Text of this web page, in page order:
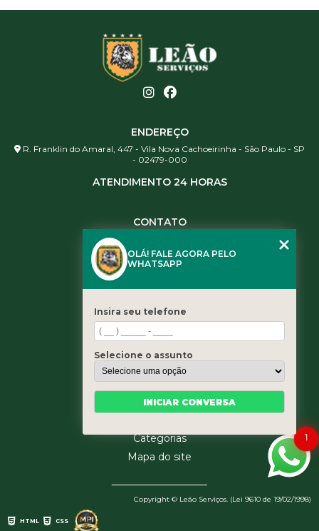
ENDEREÇO
R. Franklin do Amaral, 447 - Vila Nova Cachoeirinha - São Paulo - SP
- 02479-000
ATENDIMENTO 24 HORAS
CONTATO
(11) 3461-5871
contato@leaoservicos.com.br
Home
Quem somos
Serviços
Blog
Categorias
Mapa do site
Copyright © Leão Serviços. (Lei 9610 de 19/02/1998)
HTML CSS
1
OLÁ! FALE AGORA PELO
WHATSAPP
Insira seu telefone
Selecione o assunto
INICIAR CONVERSA